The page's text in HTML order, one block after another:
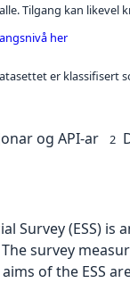
Tilgang kan likevel
her
er klassifisert
og API-ar 2
Survey (ESS)
survey
of the ESS